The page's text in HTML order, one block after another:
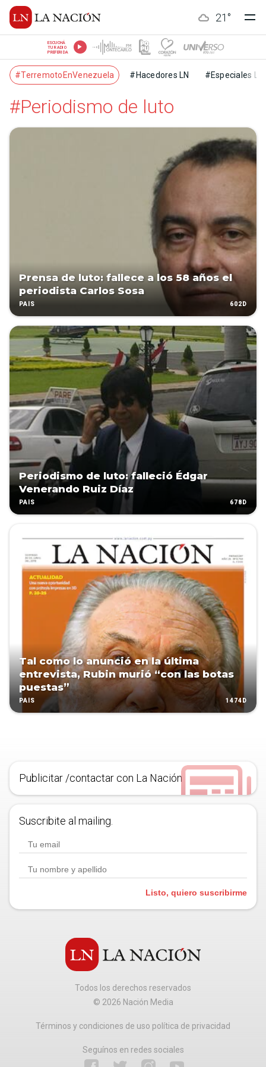
21 °
ESCUCHÁ
TU RADIO
PREFERIDA
#TerremotoEnVenezuela #Hacedores LN #Especiales LN
#Periodismo de luto
Prensa de luto: fallece a los 58 años el
periodista Carlos Sosa
PAÍS 602D
Periodismo de luto: falleció Édgar
Venerando Ruiz Díaz
PAÍS 678D
Tal como lo anunció en la última
entrevista, Rubin murió “con las botas
puestas”
PAÍS 1474D
Publicitar /contactar con La Nación
Suscribite al mailing.
Listo, quiero suscribirme
Todos los derechos reservados
© 2026 Nación Media
Términos y condiciones de uso política de privacidad
Seguínos en redes sociales